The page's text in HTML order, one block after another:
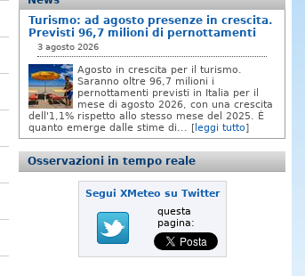
Turismo: ad agosto presenze in crescita.
Previsti 96,7 milioni di pernottamenti
3 agosto 2026
Agosto in crescita per il turismo.
Saranno oltre 96,7 milioni i
pernottamenti previsti in Italia per il
mese di agosto 2026, con una crescita
dell'1,1% rispetto allo stesso mese del 2025. È
quanto emerge dalle stime di... [ leggi tutto]
Osservazioni in tempo reale
Segui XMeteo su Twitter
questa
pagina: